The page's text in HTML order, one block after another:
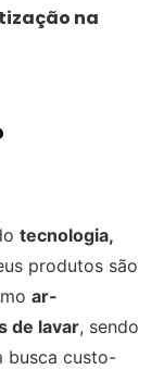
na
tecnologia,
produtos são
ar-
de lavar, sendo
busca custo-